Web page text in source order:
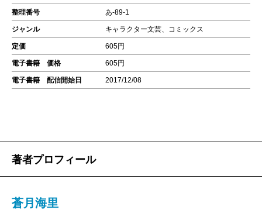
整理番号 あ-89-1
ジャンル キャラクター文芸、コミックス
定価 605円
電子書籍 価格 605円
電子書籍 配信開始日 2017/12/08
著者プロフィール
蒼月海里